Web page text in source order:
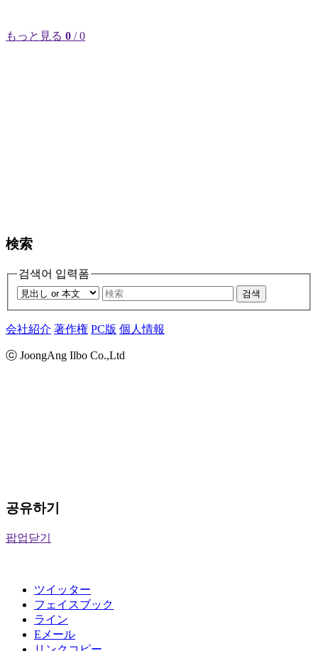
もっと見る 0 / 0
検索
검색어 입력폼
검색
会社紹介 著作権 PC版 個人情報
ⓒ JoongAng Ilbo Co.,Ltd
공유하기
팝업닫기
ツイッター
フェイスブック
ライン
Eメール